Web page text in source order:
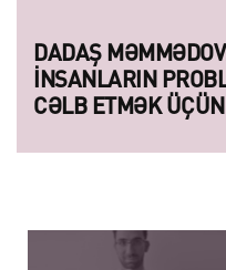
DADAŞ
INSANLARIN
CƏLB ETMƏK